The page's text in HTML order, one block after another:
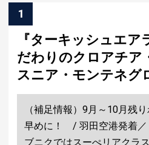
1
『ターキッシュエア
だわりのクロアチア
スニア・モンテネグ
（補足情報）9月～10月残
早めに！ / 羽田空港発着／
ブニクではスーぺリアクラ